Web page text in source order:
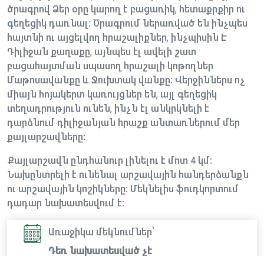
ծրագրով Ձեր օրը կարող է բացառիկ, հետաքրքիր ու
գեղեցիկ դառնալ: Ծրագրում ներառված են ինչպես
հայտնի ու այցելվող հրաշալիքներ, ինչպիսին Է
Դիլիջան քաղաքը, այնպես էլ ավելի շատ
բացահայտման սպասող հրաշալի կոթողներ
Մաթոսավանքը և Ջուխտակ վանքը: Վերջիններս ոչ
միայն հոյակերտ կառույցներ են, այլ գեղեցիկ
տեղադրություն ունեն, ինչն էլ անկրկնելի է
դարձնում դիլիջանյան հրաշք անտառներում մեր
քայլարշավները:
Քայլարշավն ընդհանուր լինելու է մոտ 4 կմ։
Նախընտրելի է ունենալ արշավային հանդերձանքն
ու արշավային կոշիկները։ Մեկնելիս ֆուդկորտում
դադար նախատեսվում է։
Առաջիկա մեկնումներ՝
Դեռ նախատեսված չէ